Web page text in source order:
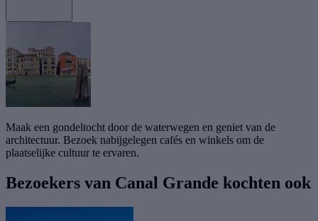
Maak een gondeltocht door de waterwegen en geniet van de
architectuur. Bezoek nabijgelegen cafés en winkels om de
plaatselijke cultuur te ervaren.
Bezoekers van Canal Grande kochten ook